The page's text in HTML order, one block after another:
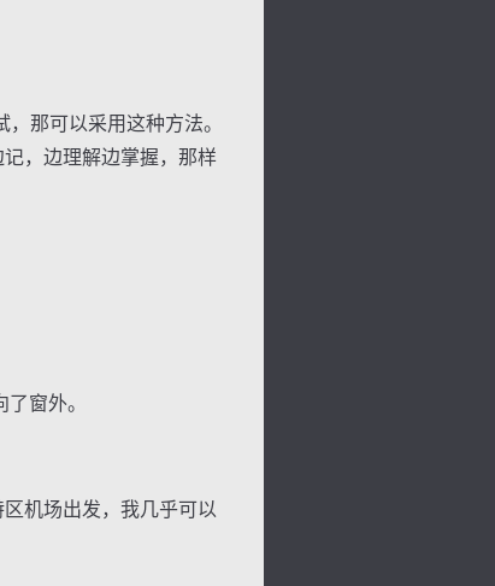
那可以采用这种方法。
，边理解边掌握，那样
窗外。
机场出发，我几乎可以